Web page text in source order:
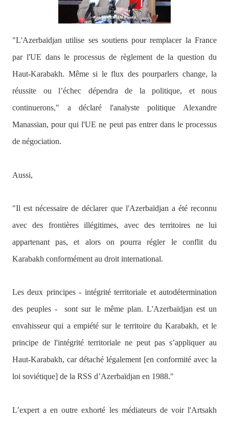
"L'Azerbaïdjan utilise ses soutiens pour remplacer la France
par l'UE dans le processus de règlement de la question du
Haut-Karabakh. Même si le flux des pourparlers change, la
réussite ou l’échec dépendra de la politique, et nous
continuerons," a déclaré l'analyste politique Alexandre
Manassian, pour qui l'UE ne peut pas entrer dans le processus
de négociation.
Aussi,
"Il est nécessaire de déclarer que l'Azerbaïdjan a été reconnu
avec des frontières illégitimes, avec des territoires ne lui
appartenant pas, et alors on pourra régler le conflit du
Karabakh conformément au droit international.
Les deux principes - intégrité territoriale et autodétermination
des peuples -
sont sur le même plan. L'Azerbaïdjan est un
envahisseur qui a empiété sur le territoire du Karabakh, et le
principe de l'intégrité territoriale ne peut pas s’appliquer au
Haut-Karabakh, car détaché légalement [en conformité avec la
loi soviétique] de la RSS d’Azerbaïdjan en 1988."
L’expert a en outre exhorté les médiateurs de voir l'Artsakh